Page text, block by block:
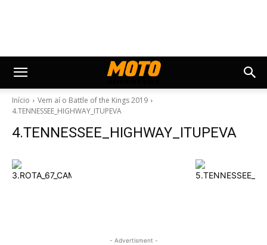
Início
Vem aí o Battle of the Kings 2019
4.TENNESSEE_HIGHWAY_ITUPEVA
4.TENNESSEE_HIGHWAY_ITUPEVA
- Advertisment -